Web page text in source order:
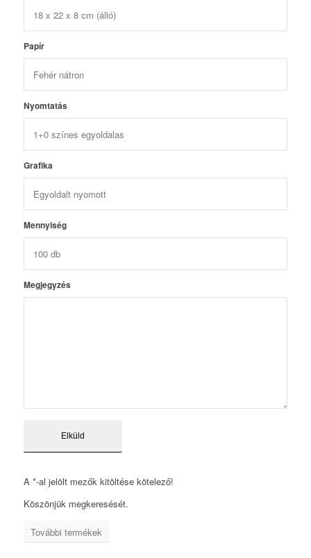
Papír
Nyomtatás
Grafika
Mennyiség
Megjegyzés
A *-al jelölt mezők kitöltése kötelező!
Köszönjük megkeresését.
További termékek